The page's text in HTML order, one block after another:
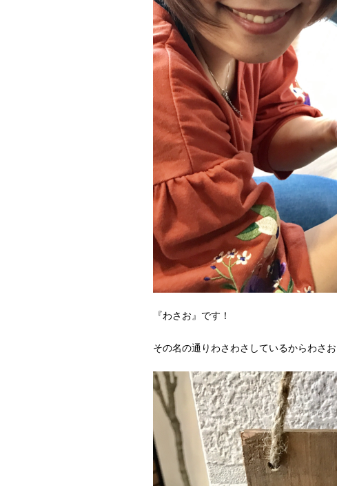
『わさお』です！
その名の通りわさわさしているからわさ